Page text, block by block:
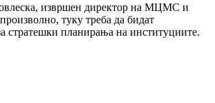
извршен директор на МЦМС и
туку треба да бидат
стратешки планирања на институциите.